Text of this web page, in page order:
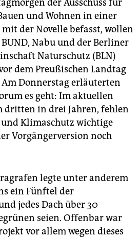
der Ausschuss für
und Wohnen in einer
der Novelle befasst, wollen
Nabu und der Berliner
Naturschutz (BLN)
dem Preußischen Landtag
Donnerstag erläuterten
es geht: Im aktuellen
dritten in drei Jahren, fehlen
Klimaschutz wichtige
Vorgängerversion noch
legte unter anderem
ein Fünftel der
jedes Dach über 30
seien. Offenbar war
vor allem wegen dieses